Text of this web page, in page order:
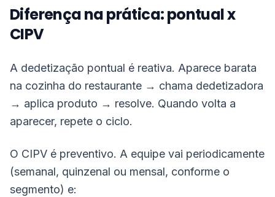
Diferença na prática: pontual x
CIPV
A dedetização pontual é reativa. Aparece barata
na cozinha do restaurante → chama dedetizadora
→ aplica produto → resolve. Quando volta a
aparecer, repete o ciclo.
O CIPV é preventivo. A equipe vai periodicamente
(semanal, quinzenal ou mensal, conforme o
segmento) e: